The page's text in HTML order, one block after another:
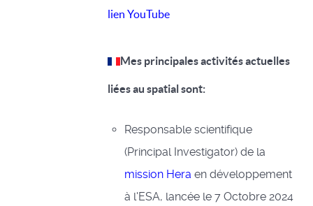
lien YouTube
Mes principales activités actuelles
liées au spatial sont:
Responsable scientifique
(Principal Investigator) de la
mission Hera en développement
à l'ESA, lancée le 7 Octobre 2024